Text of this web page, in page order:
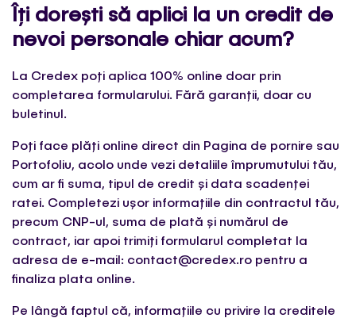
Îți dorești să aplici la un credit de
nevoi personale chiar acum?
La Credex poți aplica 100% online doar prin
completarea formularului. Fără garanții, doar cu
buletinul.
Poți face plăți online direct din Pagina de pornire sau
Portofoliu, acolo unde vezi detaliile împrumutului tău,
cum ar fi suma, tipul de credit și data scadenței
ratei. Completezi ușor informațiile din contractul tău,
precum CNP-ul, suma de plată și numărul de
contract, iar apoi trimiți formularul completat la
adresa de e-mail: contact@credex.ro pentru a
finaliza plata online.
Pe lângă faptul că, informațiile cu privire la creditele